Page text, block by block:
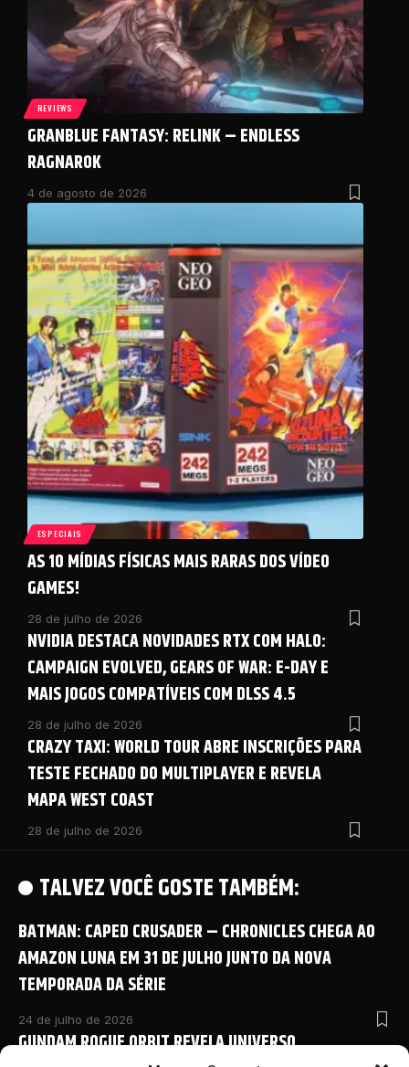
REVIEWS
GRANBLUE FANTASY: RELINK – ENDLESS
RAGNAROK
4 de agosto de 2026
ESPECIAIS
AS 10 MÍDIAS FÍSICAS MAIS RARAS DOS VÍDEO
GAMES!
28 de julho de 2026
NVIDIA DESTACA NOVIDADES RTX COM HALO:
CAMPAIGN EVOLVED, GEARS OF WAR: E-DAY E
MAIS JOGOS COMPATÍVEIS COM DLSS 4.5
28 de julho de 2026
CRAZY TAXI: WORLD TOUR ABRE INSCRIÇÕES PARA
TESTE FECHADO DO MULTIPLAYER E REVELA
MAPA WEST COAST
28 de julho de 2026
TALVEZ VOCÊ GOSTE TAMBÉM:
BATMAN: CAPED CRUSADER – CHRONICLES CHEGA AO
AMAZON LUNA EM 31 DE JULHO JUNTO DA NOVA
TEMPORADA DA SÉRIE
24 de julho de 2026
GUNDAM ROGUE ORBIT REVELA UNIVERSO